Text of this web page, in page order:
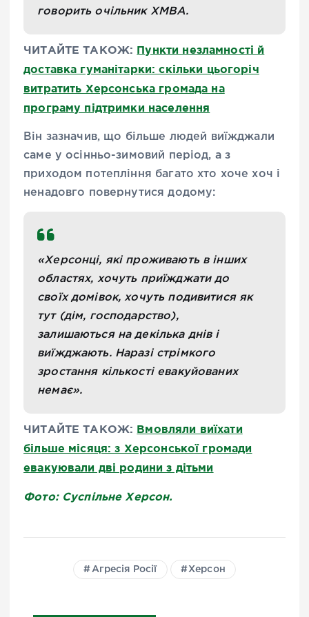
говорить очільник ХМВА.
ЧИТАЙТЕ ТАКОЖ: Пункти незламності й
доставка гуманітарки: скільки цьогоріч
витратить Херсонська громада на
програму підтримки населення
Він зазначив, що більше людей виїжджали
саме у осінньо-зимовий період, а з
приходом потепління багато хто хоче хоч і
ненадовго повернутися додому:
«Херсонці, які проживають в інших
областях, хочуть приїжджати до
своїх домівок, хочуть подивитися як
тут (дім, господарство),
залишаються на декілька днів і
виїжджають. Наразі стрімкого
зростання кількості евакуйованих
немає».
ЧИТАЙТЕ ТАКОЖ: Вмовляли виїхати
більше місяця: з Херсонської громади
евакуювали дві родини з дітьми
Фото: Суспільне Херсон.
Агресія Росії Херсон